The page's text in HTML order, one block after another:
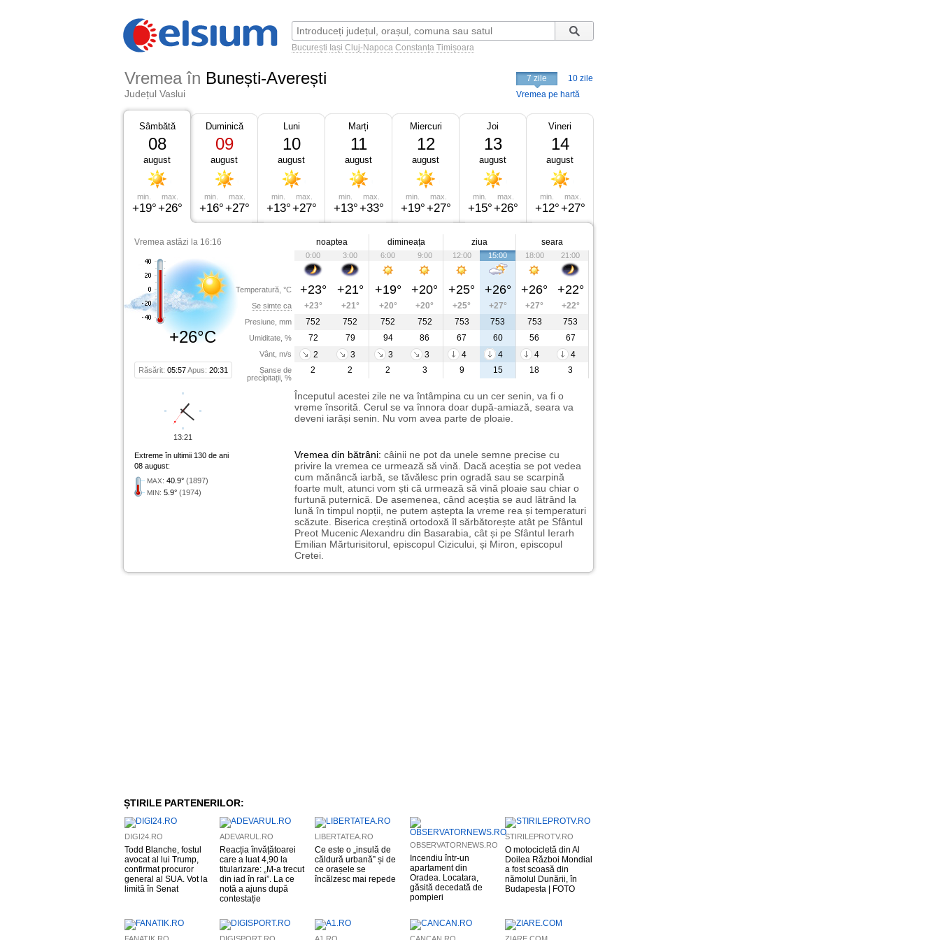
București Iași Cluj-Napoca Constanța Timișoara
Vremea în Bunești-Averești
Județul Vaslui
7 zile
10 zile
Vremea pe hartă
Sâmbătă
08
august
min.
+19°
max.
+26°
Duminică
09
august
min.
+16°
max.
+27°
Luni
10
august
min.
+13°
max.
+27°
Marți
11
august
min.
+13°
max.
+33°
Miercuri
12
august
min.
+19°
max.
+27°
Joi
13
august
min.
+15°
max.
+26°
Vineri
14
august
min.
+12°
max.
+27°
Vremea astăzi la 16:16
+26°C
Răsărit: 05:57Apus: 20:31
Temperatură, °C
Se simte ca
Presiune, mm
Umiditate, %
Vânt, m/s
Șanse de
precipitații, %
noaptea dimineața ziua seara
0:00 3:00 6:00 9:00 12:00 15:00 18:00 21:00
+23° +21° +19° +20° +25° +26° +26° +22°
+23° +21° +20° +20° +25° +27° +27°
+22°
752
752 752 752 753 753 753
753
72
79 94 86 67 60 56
67
2
3 3 3 4 4 4
4
2
2 2 3 9 15 18 3
Începutul acestei zile ne va întâmpina cu un cer senin, va fi o
vreme însorită. Cerul se va înnora doar după-amiază, seara va
deveni iarăși senin. Nu vom avea parte de ploaie.
Extreme în ultimii 130 de ani
08 august:
MAX: 40.9° (1897)
MIN: 5.9° (1974)
Vremea din bătrâni: câinii ne pot da unele semne precise cu
privire la vremea ce urmează să vină. Dacă aceștia se pot vedea
cum mănâncă iarbă, se tăvălesc prin ogradă sau se scarpină
foarte mult, atunci vom ști că urmează să vină ploaie sau chiar o
furtună puternică. De asemenea, când aceștia se aud lătrând la
lună în timpul nopții, ne putem aștepta la vreme rea și temperaturi
scăzute. Biserica creștină ortodoxă îl sărbătorește atât pe Sfântul
Preot Mucenic Alexandru din Basarabia, cât și pe Sfântul Ierarh
Emilian Mărturisitorul, episcopul Cizicului, și Miron, episcopul
Cretei.
13:21
ȘTIRILE PARTENERILOR:
DIGI24.RO
Todd Blanche, fostul
avocat al lui Trump,
confirmat procuror
general al SUA. Vot la
limită în Senat
ADEVARUL.RO
Reacția învățătoarei
care a luat 4,90 la
titularizare: „M-a trecut
din iad în rai”. La ce
notă a ajuns după
contestație
LIBERTATEA.RO
Ce este o „insulă de
căldură urbană” și de
ce orașele se
încălzesc mai repede
OBSERVATORNEWS.RO
Incendiu într-un
apartament din
Oradea. Locatara,
găsită decedată de
pompieri
STIRILEPROTV.RO
O motocicletă din Al
Doilea Război Mondial
a fost scoasă din
nămolul Dunării, în
Budapesta | FOTO